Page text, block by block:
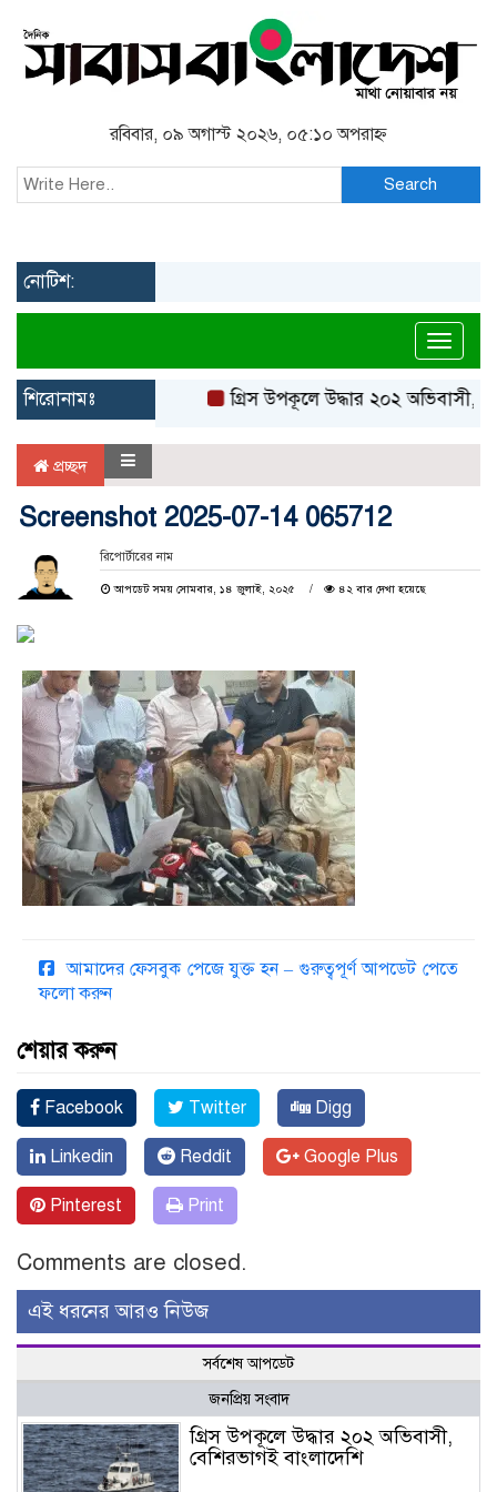
রবিবার, ০৯ অগাস্ট ২০২৬, ০৫:১০ অপরাহ্ন
Search
নোটিশ:
শিরোনামঃ গ্রিস উপকূলে উদ্ধার ২০২ অভিবাসী,
প্রচ্ছদ
Screenshot 2025-07-14 065712
রিপোর্টারের নাম
আপডেট সময় সোমবার, ১৪ জুলাই, ২০২৫ ৪২ বার দেখা হয়েছে
আমাদের ফেসবুক পেজে যুক্ত হন – গুরুত্বপূর্ণ আপডেট পেতে
ফলো করুন
শেয়ার করুন
Facebook Twitter Digg
Linkedin Reddit Google Plus
Pinterest Print
Comments are closed.
এই ধরনের আরও নিউজ
সর্বশেষ আপডেট
জনপ্রিয় সংবাদ
গ্রিস উপকূলে উদ্ধার ২০২ অভিবাসী,
বেশিরভাগই বাংলাদেশি